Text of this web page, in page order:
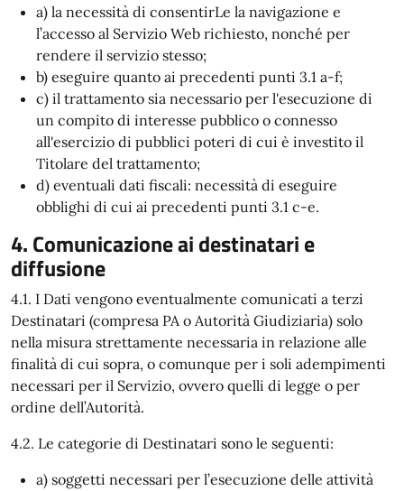
a) la necessità di consentirLe la navigazione e
l’accesso al Servizio Web richiesto, nonché per
rendere il servizio stesso;
b) eseguire quanto ai precedenti punti 3.1 a-f;
c) il trattamento sia necessario per l'esecuzione di
un compito di interesse pubblico o connesso
all'esercizio di pubblici poteri di cui è investito il
Titolare del trattamento;
d) eventuali dati fiscali: necessità di eseguire
obblighi di cui ai precedenti punti 3.1 c-e.
4. Comunicazione ai destinatari e
diffusione
4.1. I Dati vengono eventualmente comunicati a terzi
Destinatari (compresa PA o Autorità Giudiziaria) solo
nella misura strettamente necessaria in relazione alle
finalità di cui sopra, o comunque per i soli adempimenti
necessari per il Servizio, ovvero quelli di legge o per
ordine dell’Autorità.
4.2. Le categorie di Destinatari sono le seguenti:
a) soggetti necessari per l’esecuzione delle attività